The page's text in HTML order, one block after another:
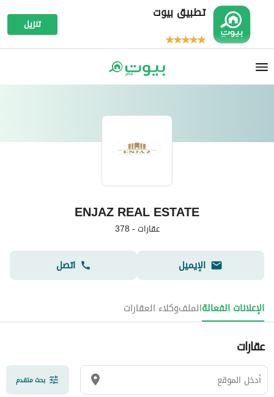
تطبيق بيوت
تنزيل
ENJAZ REAL ESTATE
عقارات-
378
الإيميل اتصل
الإعلانات الفعالةالملفوكلاء العقارات
عقارات
بحث متقدم